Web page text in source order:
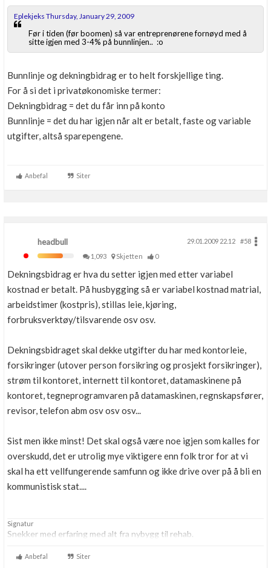
Eplekjeks Thursday, January 29, 2009
Før i tiden (før boomen) så var entreprenørene fornøyd med å
sitte igjen med 3-4% på bunnlinjen.. :o
Bunnlinje og dekningbidrag er to helt forskjellige ting.
For å si det i privatøkonomiske termer:
Dekningbidrag = det du får inn på konto
Bunnlinje = det du har igjen når alt er betalt, faste og variable
utgifter, altså sparepengene.
Anbefal Siter
headbull 29.01.2009 22.12
#58
1,093
Skjetten 0
Dekningsbidrag er hva du setter igjen med etter variabel
kostnad er betalt. På husbygging så er variabel kostnad matrial,
arbeidstimer (kostpris), stillas leie, kjøring,
forbruksverktøy/tilsvarende osv osv.
Dekningsbidraget skal dekke utgifter du har med kontorleie,
forsikringer (utover person forsikring og prosjekt forsikringer),
strøm til kontoret, internett til kontoret, datamaskinene på
kontoret, tegneprogramvaren på datamaskinen, regnskapsfører,
revisor, telefon abm osv osv osv...
Sist men ikke minst! Det skal også være noe igjen som kalles for
overskudd, det er utrolig mye viktigere enn folk tror for at vi
skal ha ett vellfungerende samfunn og ikke drive over på å bli en
kommunistisk stat....
Signatur
Snekker med erfaring med alt fra nybygg til rehab.
Anbefal Siter